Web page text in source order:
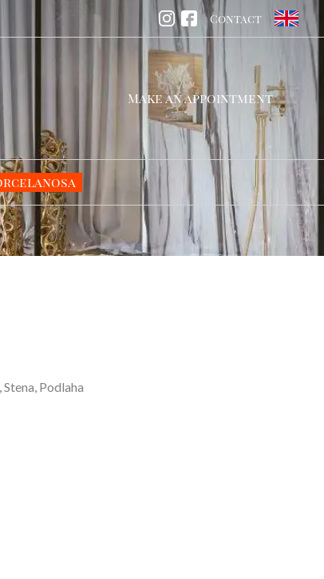
Contact
Make an appointment
Podlaha